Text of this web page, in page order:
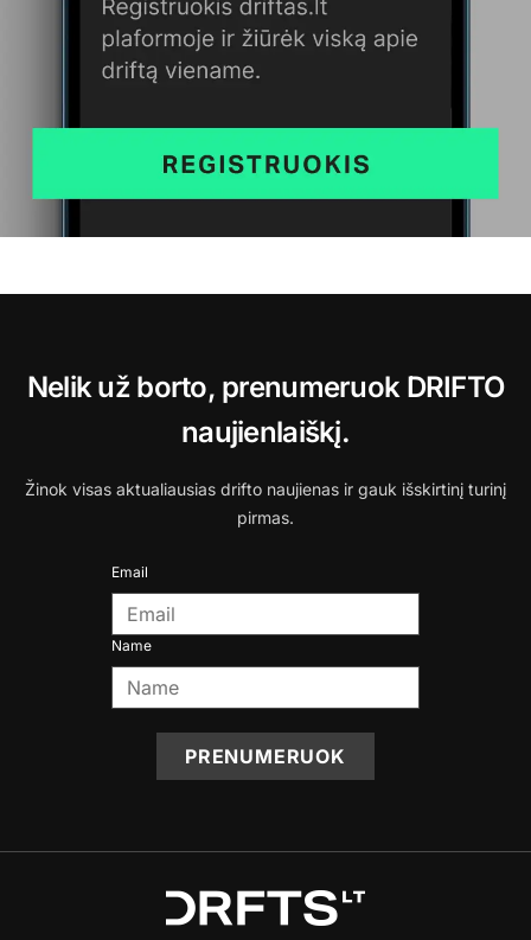
Nelik už borto, prenumeruok DRIFTO
naujienlaiškį.
Žinok visas aktualiausias drifto naujienas ir gauk išskirtinį turinį
pirmas.
Email
Name
PRENUMERUOK